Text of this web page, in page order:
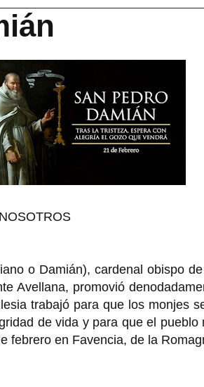
o Damián), cardenal obispo
Avellana, promovió
trabajó para que los monjes
de vida y para que el pueblo
febrero en Favencia, de la